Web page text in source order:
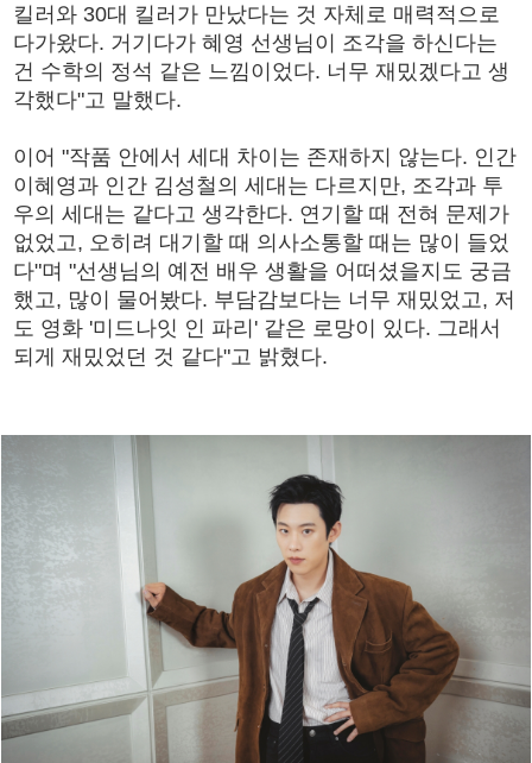
킬러와 30대 킬러가 만났다는 것 자체로 매력적으로
다가왔다. 거기다가 혜영 선생님이 조각을 하신다는
건 수학의 정석 같은 느낌이었다. 너무 재밌겠다고 생
각했다"고 말했다.
이어 "작품 안에서 세대 차이는 존재하지 않는다. 인간
이혜영과 인간 김성철의 세대는 다르지만, 조각과 투
우의 세대는 같다고 생각한다. 연기할 때 전혀 문제가
없었고, 오히려 대기할 때 의사소통할 때는 많이 들었
다"며 "선생님의 예전 배우 생활을 어떠셨을지도 궁금
했고, 많이 물어봤다. 부담감보다는 너무 재밌었고, 저
도 영화 '미드나잇 인 파리' 같은 로망이 있다. 그래서
되게 재밌었던 것 같다"고 밝혔다.